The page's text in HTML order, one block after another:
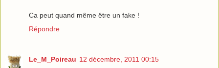
Ca peut quand même être un fake !
Répondre
Le_M_Poireau 12 décembre, 2011 00:15